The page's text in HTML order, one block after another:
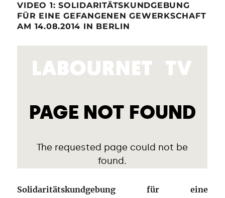
VIDEO 1: SOLIDARITÄTSKUNDGEBUNG
FÜR EINE GEFANGENEN GEWERKSCHAFT
AM 14.08.2014 IN BERLIN
Solidaritätskundgebung für eine